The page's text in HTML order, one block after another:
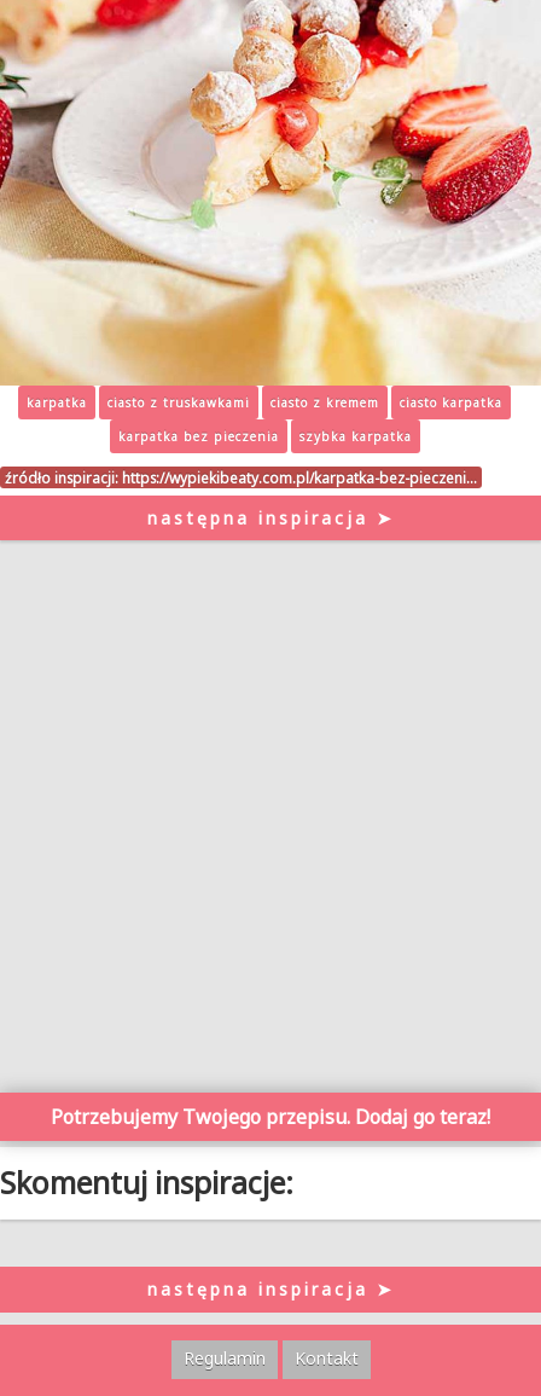
karpatka ciasto z truskawkami ciasto z kremem
ciasto karpatka
karpatka bez pieczenia
szybka karpatka
źródło inspiracji: https://wypiekibeaty.com.pl/karpatka-bez-pieczeni…
następna inspiracja ➤
Potrzebujemy Twojego przepisu. Dodaj go teraz!
Skomentuj inspiracje:
następna inspiracja ➤
Regulamin Kontakt